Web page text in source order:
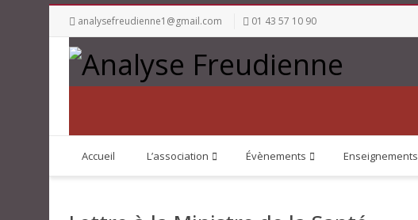
analysefreudienne1@gmail.com 01 43 57 10 90
Accueil L’association Évènements Enseignements